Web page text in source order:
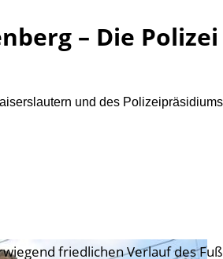
– Die
und des
friedlichen Verlauf des